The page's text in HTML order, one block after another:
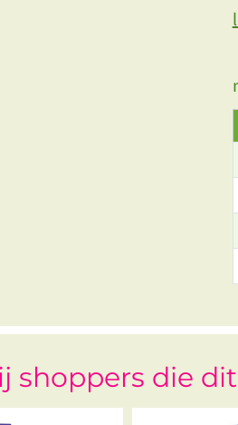
shoppers die